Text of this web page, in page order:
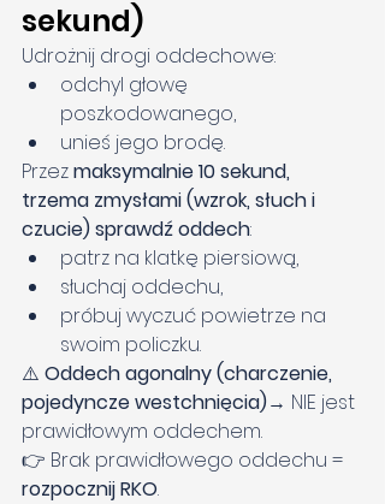
sekund)
Udrożnij drogi oddechowe:
odchyl głowę
poszkodowanego,
unieś jego brodę.
Przez maksymalnie 10 sekund,
trzema zmysłami (wzrok, słuch i
czucie) sprawdź oddech:
patrz na klatkę piersiową,
słuchaj oddechu,
próbuj wyczuć powietrze na
swoim policzku.
⚠️ Oddech agonalny (charczenie,
pojedyncze westchnięcia)→ NIE jest
prawidłowym oddechem.
👉 Brak prawidłowego oddechu =
rozpocznij RKO.